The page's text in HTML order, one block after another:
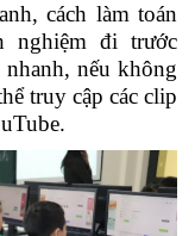
cách làm toán
nghiệm đi trước
nếu không
truy cập các clip